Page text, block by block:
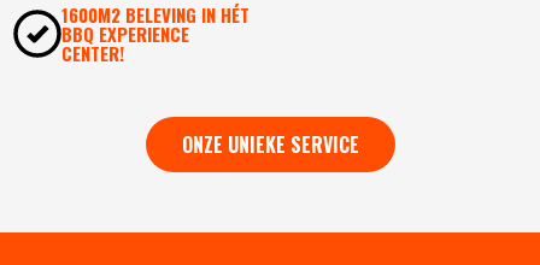
1600M2 BELEVING IN HÉT
BBQ EXPERIENCE
CENTER!
ONZE UNIEKE SERVICE